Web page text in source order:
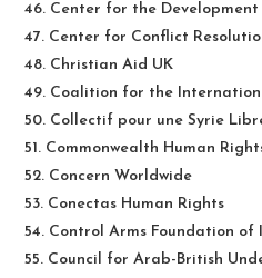
46. Center for the
47. Center for Conflict
48. Christian Aid UK
49. Coalition for the
50. Collectif pour une Syrie
51. Commonwealth Human
52. Concern Worldwide
53. Conectas Human Rights
54. Control Arms Foundation of
55. Council for Arab-British